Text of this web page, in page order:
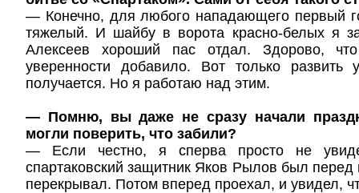
— Конечно, для любого нападающего первый
тяжелый. И шайбу в ворота красно-белых я
Алексеев хороший пас отдал. Здорово,
уверенности добавило. Вот только развить
получается. Но я работаю над этим.
— Помню, вы даже не сразу начали
могли поверить, что забили?
— Если честно, я сперва просто не
спартаковский защитник Яков Рылов был
перекрывал. Потом вперед проехал, и увидел,